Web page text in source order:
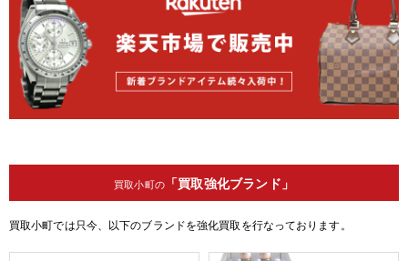
買取小町の「買取強化ブランド」
買取小町では只今、以下のブランドを強化買取を行なっております。